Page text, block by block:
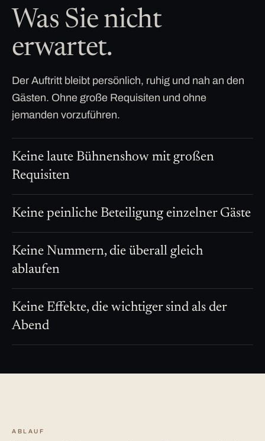
Was Sie nicht
erwartet.
Der Auftritt bleibt persönlich, ruhig und nah an den
Gästen. Ohne große Requisiten und ohne
jemanden vorzuführen.
Keine laute Bühnenshow mit großen
Requisiten
Keine peinliche Beteiligung einzelner Gäste
Keine Nummern, die überall gleich
ablaufen
Keine Effekte, die wichtiger sind als der
Abend
ABLAUF